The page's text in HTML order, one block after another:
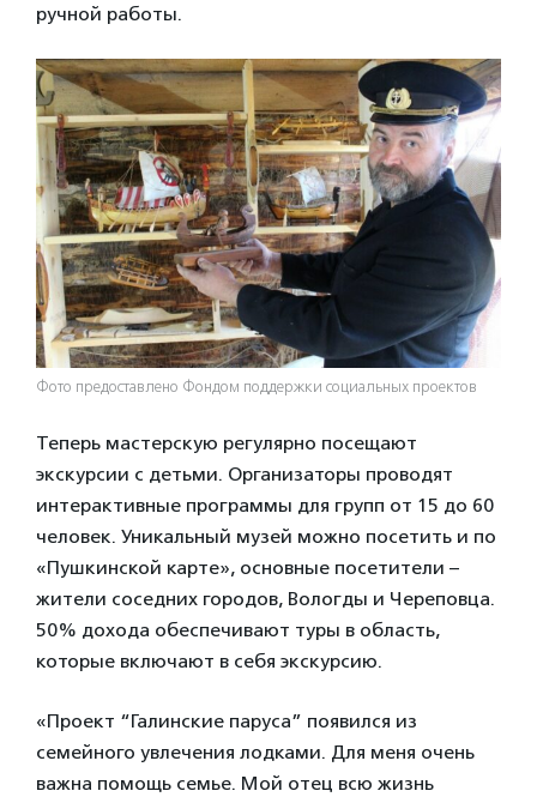
ручной работы.
Фото предоставлено Фондом поддержки социальных проектов
Теперь мастерскую регулярно посещают
экскурсии с детьми. Организаторы проводят
интерактивные программы для групп от 15 до 60
человек. Уникальный музей можно посетить и по
«Пушкинской карте», основные посетители –
жители соседних городов, Вологды и Череповца.
50% дохода обеспечивают туры в область,
которые включают в себя экскурсию.
«Проект “Галинские паруса” появился из
семейного увлечения лодками. Для меня очень
важна помощь семье. Мой отец всю жизнь